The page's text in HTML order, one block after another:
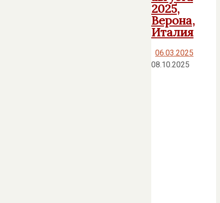
2025,
Верона,
Италия
06.03.2025
08.10.2025